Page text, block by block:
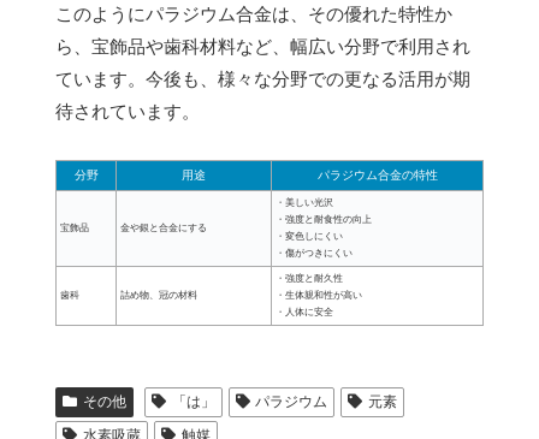
このようにパラジウム合金は、その優れた特性か
ら、宝飾品や歯科材料など、幅広い分野で利用され
ています。今後も、様々な分野での更なる活用が期
待されています。
分野 用途 パラジウム合金の特性
宝飾品 金や銀と合金にする
・美しい光沢
・強度と耐食性の向上
・変色しにくい
・傷がつきにくい
歯科 詰め物、冠の材料
・強度と耐久性
・生体親和性が高い
・人体に安全
その他 「は」 パラジウム
元素
水素吸蔵
触媒